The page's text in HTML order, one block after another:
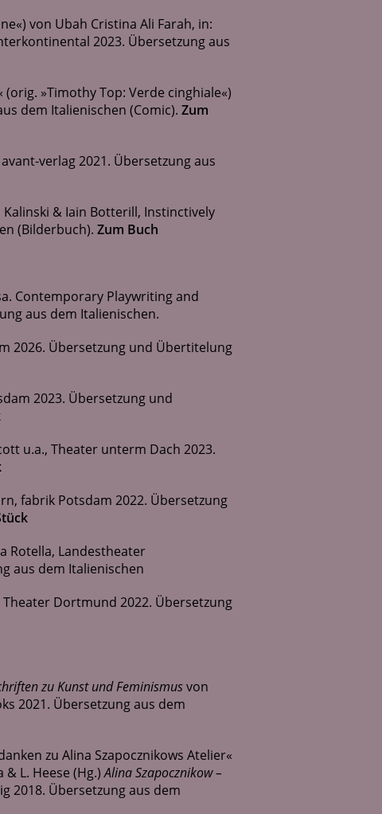
von Ubah Cristina Ali Farah, in:
2023. Übersetzung aus
»Timothy Top: Verde cinghiale«)
dem Italienischen (Comic).Zum
verlag 2021. Übersetzung aus
& Iain Botterill, Instinctively
(Bilderbuch).Zum Buch
Contemporary Playwriting and
aus dem Italienischen.
2026. Übersetzung und Übertitelung
2023. Übersetzung und
u.a., Theater unterm Dach 2023.
fabrik Potsdam 2022. Übersetzung
Rotella, Landestheater
aus dem Italienischen
Theater Dortmund 2022. Übersetzung
zu Kunst und Feminismusvon
2021. Übersetzung aus dem
zu Alina Szapocznikows Atelier«
& L. Heese (Hg.)Alina Szapocznikow –
2018. Übersetzung aus dem